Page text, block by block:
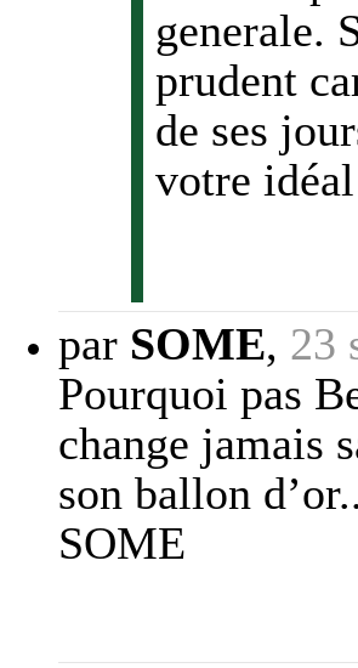
generale.
prudent
de ses
votre
par SOME, 23
Pourquoi pas
change jamais
son ballon
SOME